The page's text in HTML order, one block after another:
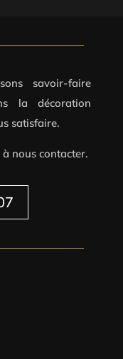
savoir-faire
la décoration
satisfaire.
nous contacter.